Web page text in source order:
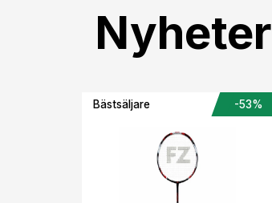
Nyheter
Bästsäljare -53%